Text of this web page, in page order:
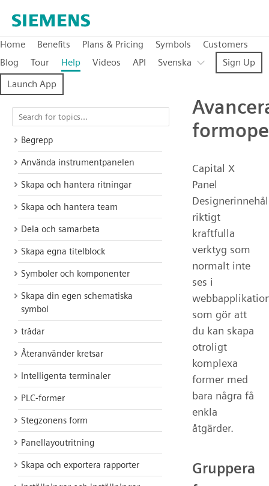
Home Benefits Plans & Pricing Symbols
Customers
Blog
Tour Help Videos API Svenska
Sign Up
Launch App
Begrepp
Använda instrumentpanelen
Skapa och hantera ritningar
Skapa och hantera team
Dela och samarbeta
Skapa egna titelblock
Symboler och komponenter
Skapa din egen schematiska
symbol
trådar
Återanvänder kretsar
Intelligenta terminaler
PLC-former
Stegzonens form
Panellayoutritning
Skapa och exportera rapporter
Capital X
Panel
riktigt
kraftfulla
verktyg som
normalt inte
ses i
som gör att
du kan skapa
otroligt
komplexa
former med
bara några få
enkla
åtgärder.
Gruppera